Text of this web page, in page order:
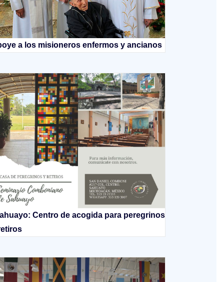
a los misioneros enfermos y ancianos
Centro de acogida para peregrinos